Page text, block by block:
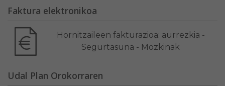
Faktura elektronikoa
Hornitzaileen fakturazioa: aurrezkia -
Segurtasuna - Mozkinak
Udal Plan Orokorraren